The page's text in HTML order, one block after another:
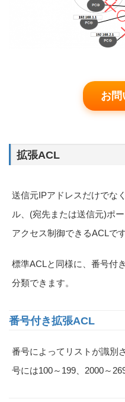
お問
拡張ACL
送信元IPアドレスだけでな
ル、(宛先または送信元)ポ
アクセス制御できるACLです
標準ACLと同様に、番号付
分類できます。
番号付き拡張ACL
番号によってリストが識別
号には100～199、2000～